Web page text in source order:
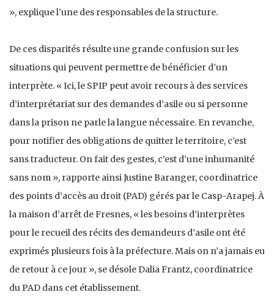
», explique l’une des responsables de la structure.
De ces disparités résulte une grande confusion sur les
situations qui peuvent permettre de bénéficier d’un
interprète. « Ici, le SPIP peut avoir recours à des services
d’interprétariat sur des demandes d’asile ou si personne
dans la prison ne parle la langue nécessaire. En revanche,
pour notifier des obligations de quitter le territoire, c’est
sans traducteur. On fait des gestes, c’est d’une inhumanité
sans nom », rapporte ainsi Justine Baranger, coordinatrice
des points d’accès au droit (PAD) gérés par le Casp-Arapej. À
la maison d’arrêt de Fresnes, « les besoins d’interprètes
pour le recueil des récits des demandeurs d’asile ont été
exprimés plusieurs fois à la préfecture. Mais on n’a jamais eu
de retour à ce jour », se désole Dalia Frantz, coordinatrice
du PAD dans cet établissement.